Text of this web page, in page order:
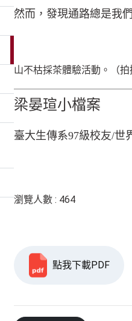
然而，發現通路總是我
山不枯採茶體驗活動。（
梁晏瑄小檔案
臺大生傳系97級校友/世
瀏覽人數 : 464
點我下載PDF